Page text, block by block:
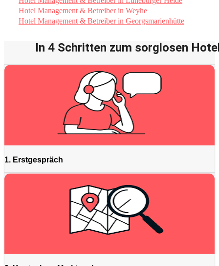
Hotel Management & Betreiber in Weyhe
Hotel Management & Betreiber in Georgsmarienhütte
In 4 Schritten zum sorglosen
1. Erstgespräch